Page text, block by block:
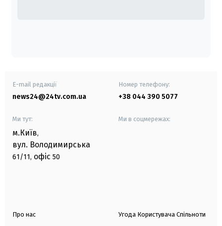
E-mail редакції
news24@24tv.com.ua
Номер телефону:
+38 044 390 5077
Ми тут:
м.Київ,
вул. Володимирська
61/11, офіс 50
Ми в соцмережах:
Про нас Угода Користувача Спільноти